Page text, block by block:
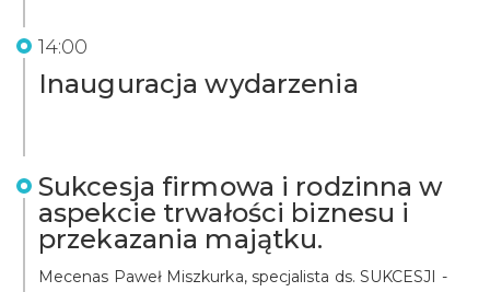
14:00
Inauguracja wydarzenia
Sukcesja firmowa i rodzinna w
aspekcie trwałości biznesu i
przekazania majątku.
Mecenas Paweł Miszkurka, specjalista ds. SUKCESJI -